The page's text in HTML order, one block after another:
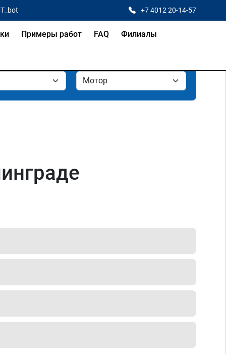
+7 4012 20-14-57
Примеры работ FAQ Филиалы